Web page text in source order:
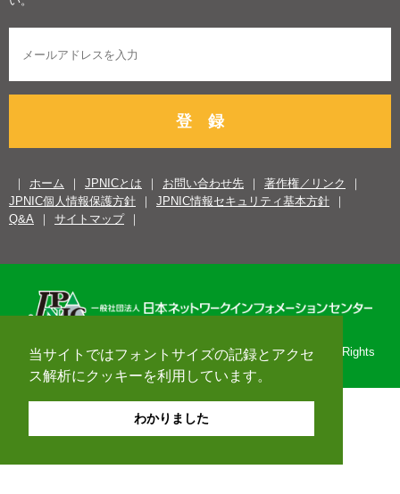
当サイトではフォントサイズの記録とアクセ
ス解析にクッキーを利用しています。
わかりました
登 録
ホーム JPNICとは お問い合わせ先
著作権／リンク
JPNIC個人情報保護方針
JPNIC情報セキュリティ基本方針
Q&A
サイトマップ
Copyright© 1996-2026 Japan Network Information Center. All Rights
Reserved.